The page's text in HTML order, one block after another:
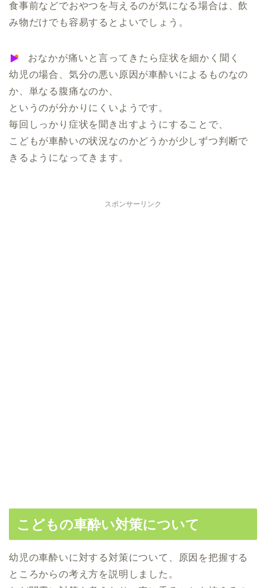
食事前などでおやつを与えるのが気になる場合は、飲
み物だけでも容易するとよいでしょう。
おなかが痛いと言ってきたら症状を細かく聞く
幼児の場合、気分の悪い原因が車酔いによるものなの
か、単なる腹痛なのか、
というのが分かりにくいようです。
毎回しっかり症状を聞き出すようにすることで、
こどもが車酔いの状況なのかどうかが少しずつ判断で
きるようになってきます。
スポンサーリンク
こどもの車酔い対策について
幼児の車酔いに対する対策について、原因を把握する
ところからの考え方を説明しました。